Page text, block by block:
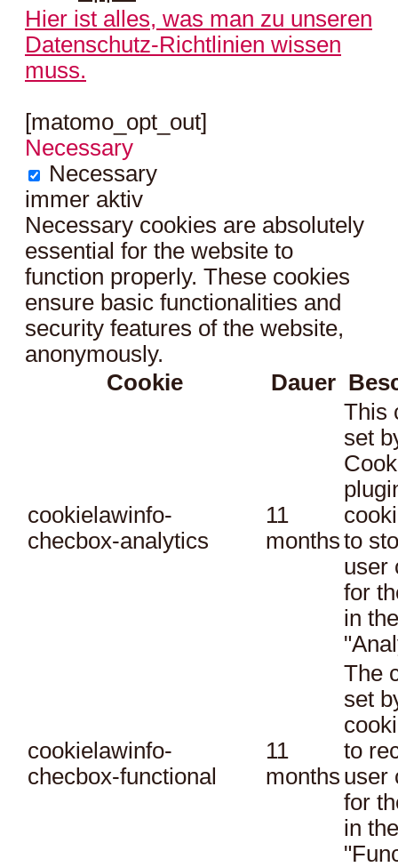
Hier ist alles, was man zu unseren
Datenschutz-Richtlinien wissen
muss.
[matomo_opt_out]
Necessary
Necessary
immer aktiv
Necessary cookies are absolutely
essential for the website to
function properly. These cookies
ensure basic functionalities and
security features of the website,
anonymously.
Cookie
Dauer
cookielawinfo-
checbox-analytics
11
months
This
set
to
user
for
in
cookielawinfo-
checbox-functional
11
months
The
set
to
user
for
in